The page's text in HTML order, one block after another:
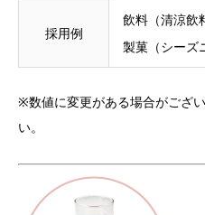
採用例
飲料（清涼飲
製菓（シーズ
※数値に変更がある場合がござ
い。